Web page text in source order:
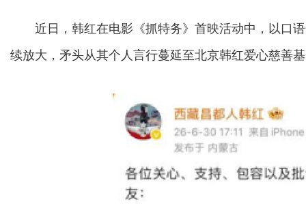
近日，韩红在电影《抓特务》首映活动中，以口语
续放大，矛头从其个人言行蔓延至北京韩红爱心慈善